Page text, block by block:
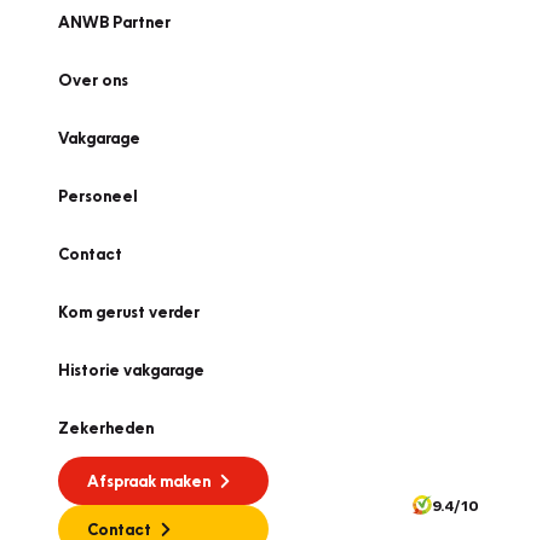
ANWB Partner
Over ons
Vakgarage
Personeel
Contact
Kom gerust verder
Historie vakgarage
Zekerheden
Afspraak maken
Contact
9.4/10